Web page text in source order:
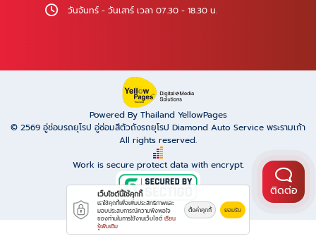
วันจันทร์ - วันเสาร์ เวลา 07.30 - 18.30 น.
Powered By Thailand YellowPages
© 2569 อู่ซ่อมรถยุโรป อู่ซ่อมสีตัวถังรถยุโรป Diamond Auto Service พระรามเก้า
All rights reserved.
Work is secure protect data with encrypt.
ติดต่อ
เว็บไซต์นี้ใช้คุกกี้
เราใช้คุกกี้เพื่อเพิ่มประสิทธิภาพและ
มอบประสบการณ์ความพึงพอใจ
ของท่านในการใช้งานเว็บไซต์ เรียน
รู้เพิ่มเติม
ตั้งค่าคุกกี้ ยอมรับ